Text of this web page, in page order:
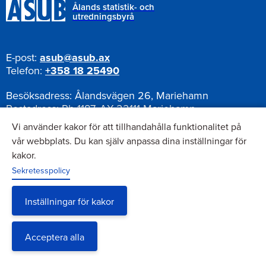
Ålands statistik- och
utredningsbyrå
E-post: asub@asub.ax
Telefon: +358 18 25490
Besöksadress: Ålandsvägen 26, Mariehamn
Postadress:Pb 1187, AX-22111 Mariehamn
Nyhetsbrev
Anmäl dig till vårt nyhetsbrev
Vi använder kakor för att tillhandahålla funktionalitet på
vår webbplats. Du kan själv anpassa dina inställningar för
kakor.
Sekretesspolicy
Inställningar för kakor
Acceptera alla